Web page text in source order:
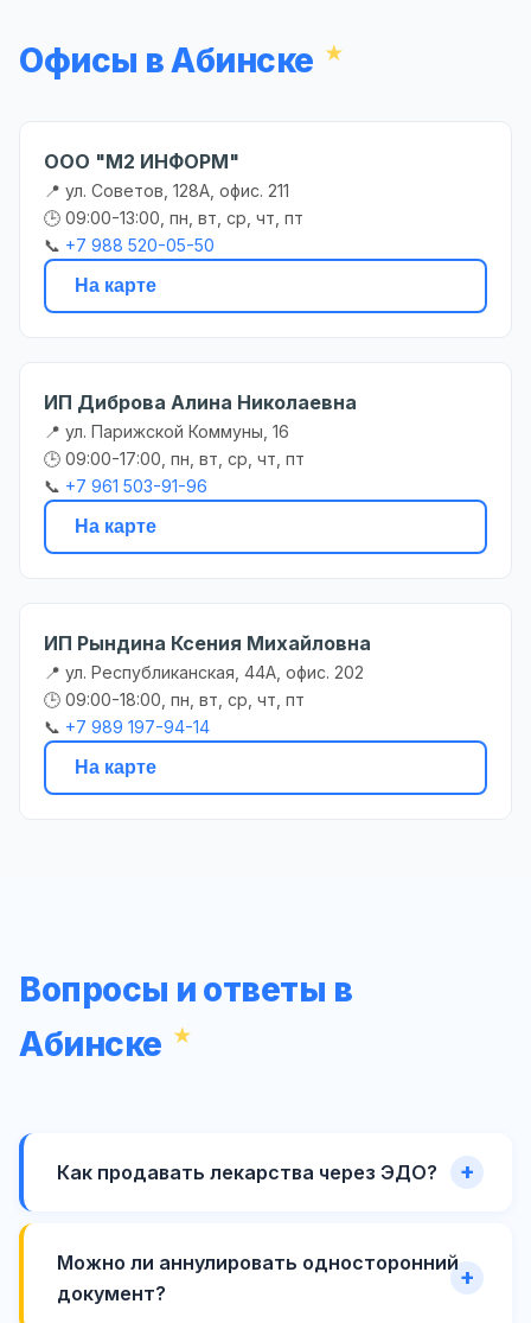
Офисы в Абинске
ООО "М2 ИНФОРМ"
📍 ул. Советов, 128А, офис. 211
🕒 09:00-13:00, пн, вт, ср, чт, пт
📞 +7 988 520-05-50
На карте
ИП Диброва Алина Николаевна
📍 ул. Парижской Коммуны, 16
🕒 09:00-17:00, пн, вт, ср, чт, пт
📞 +7 961 503-91-96
На карте
ИП Рындина Ксения Михайловна
📍 ул. Республиканская, 44А, офис. 202
🕒 09:00-18:00, пн, вт, ср, чт, пт
📞 +7 989 197-94-14
На карте
Вопросы и ответы в
Абинске
Как продавать лекарства через ЭДО?
Можно ли аннулировать односторонний
документ?